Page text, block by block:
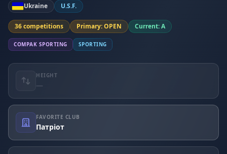
Ukraine U.S.F.
36 competitions Primary: OPEN Current: A
COMPAK SPORTING SPORTING
HEIGHT
—
FAVORITE CLUB
Патріот